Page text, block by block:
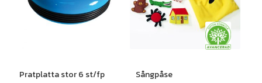
Pratplatta stor 6 st/fp Sångpåse